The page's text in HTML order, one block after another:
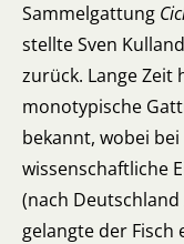
Sammelgattung
stellte Sven
zurück. Lange Zeit
monotypische
bekannt, wobei
wissenschaftliche
(nach Deutschland
gelangte der Fisch